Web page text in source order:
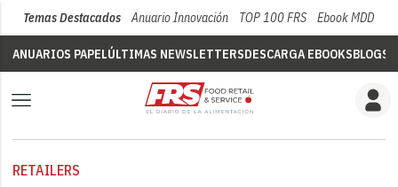
Temas Destacados Anuario Innovación TOP 100 FRS Ebook MDD
ANUARIOS PAPELÚLTIMAS NEWSLETTERSDESCARGA EBOOKSBLOGS
RETAILERS